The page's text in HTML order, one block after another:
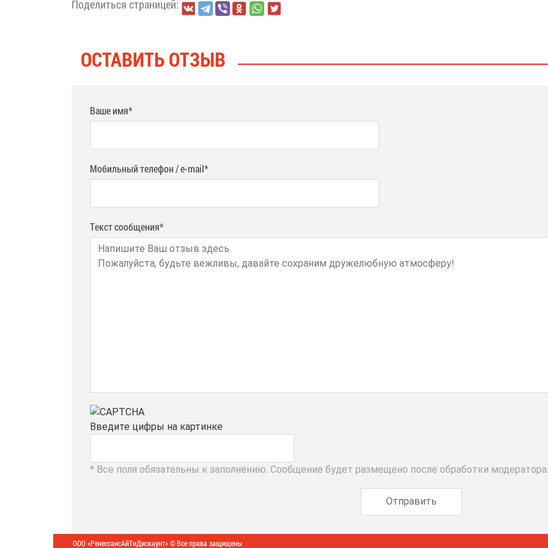
Поделиться страницей:
ОСТАВИТЬ ОТЗЫВ
Ваше имя*
Мобильный телефон / e-mail*
Текст сообщения*
Введите цифры на картинке
* Все поля обязательны к заполнению. Сообщение будет размещено после обработки модератора.
ООО «РенессансАйТиДискаунт» © Все права защищены